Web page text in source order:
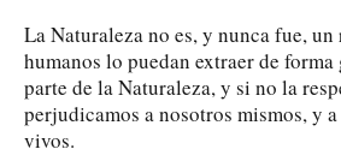
La Naturaleza no es, y nunca fue,
humanos lo puedan extraer de
parte de la Naturaleza, y si no la
perjudicamos a nosotros mismos, y
vivos.